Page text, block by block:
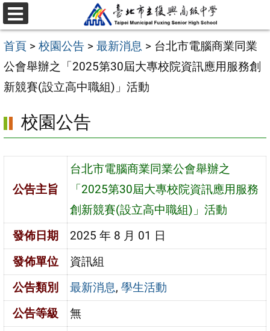
跳
至
主
要
內
區
選
單
首頁 > 校園公告 > 最新消息 > 台北市電腦商業同業
公會舉辦之「2025第30屆大專校院資訊應用服務創
新競賽(設立高中職組)」活動
校園公告
公告主旨
台北市電腦商業同業公會舉辦之
「2025第30屆大專校院資訊應用服務
創新競賽(設立高中職組)」活動
發佈日期
2025 年 8 月 01 日
發佈單位
資訊組
公告類別
最新消息,學生活動
公告等級
無